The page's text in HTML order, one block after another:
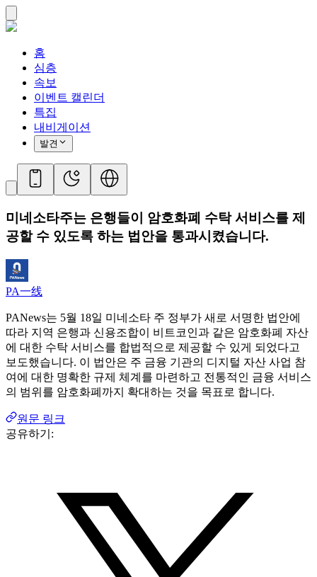
홈
심층
속보
이벤트 캘린더
특집
내비게이션
발견
미네소타주는 은행들이 암호화폐 수탁 서비스를 제
공할 수 있도록 하는 법안을 통과시켰습니다.
PA一线
PANews는 5월 18일 미네소타 주 정부가 새로 서명한 법안에
따라 지역 은행과 신용조합이 비트코인과 같은 암호화폐 자산
에 대한 수탁 서비스를 합법적으로 제공할 수 있게 되었다고
보도했습니다. 이 법안은 주 금융 기관의 디지털 자산 사업 참
여에 대한 명확한 규제 체계를 마련하고 전통적인 금융 서비스
의 범위를 암호화폐까지 확대하는 것을 목표로 합니다.
원문 링크
공유하기: